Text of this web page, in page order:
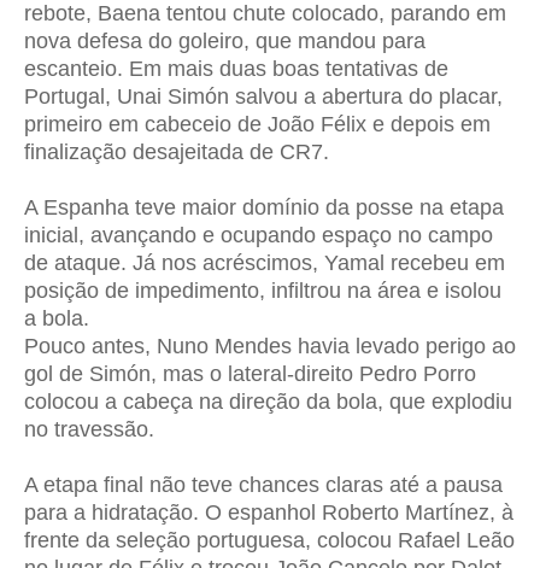
rebote, Baena tentou chute colocado, parando em
nova defesa do goleiro, que mandou para
escanteio. Em mais duas boas tentativas de
Portugal, Unai Simón salvou a abertura do placar,
primeiro em cabeceio de João Félix e depois em
finalização desajeitada de CR7.
A Espanha teve maior domínio da posse na etapa
inicial, avançando e ocupando espaço no campo
de ataque. Já nos acréscimos, Yamal recebeu em
posição de impedimento, infiltrou na área e isolou
a bola.
Pouco antes, Nuno Mendes havia levado perigo ao
gol de Simón, mas o lateral-direito Pedro Porro
colocou a cabeça na direção da bola, que explodiu
no travessão.
A etapa final não teve chances claras até a pausa
para a hidratação. O espanhol Roberto Martínez, à
frente da seleção portuguesa, colocou Rafael Leão